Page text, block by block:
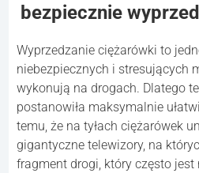
bezpiecznie
Wyprzedzanie ciężarówki to
niebezpiecznych i stresujących
wykonują na drogach. Dlatego
postanowiła maksymalnie
temu, że na tyłach ciężarówek
gigantyczne telewizory, na
fragment drogi, który często